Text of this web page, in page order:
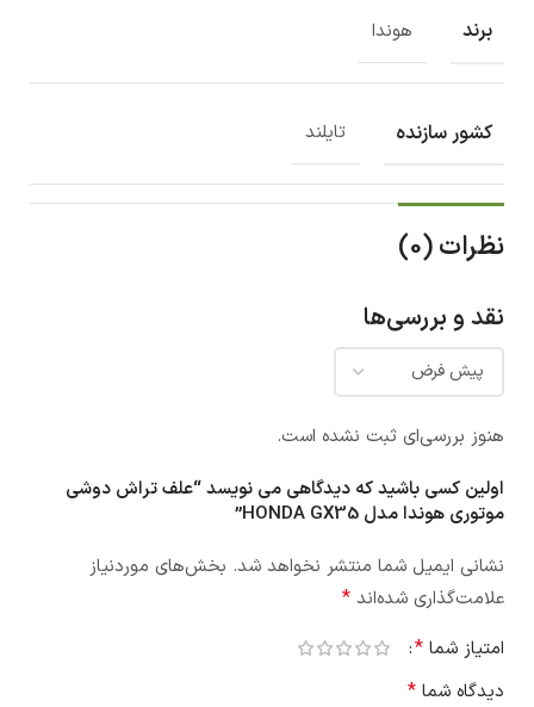
برند هوندا
کشور سازنده تایلند
نظرات (0)
نقد و بررسی‌ها
هنوز بررسی‌ای ثبت نشده است.
اولین کسی باشید که دیدگاهی می نویسد “علف تراش دوشی
موتوری هوندا مدل HONDA GX35”
نشانی ایمیل شما منتشر نخواهد شد. بخش‌های موردنیاز
علامت‌گذاری شده‌اند *
امتیاز شما *
دیدگاه شما *